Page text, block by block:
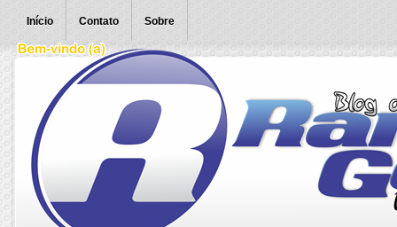
Início Contato Sobre